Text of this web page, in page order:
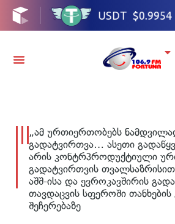
„ამ ურთიერთობებს
გადატვირთვა… ასეთი
არის კონტრპროდუქტიული
გადატვირთვის
აშშ-ისა და ევროკავშირის
თავდაცვის სფეროში
შეჩერებაზე